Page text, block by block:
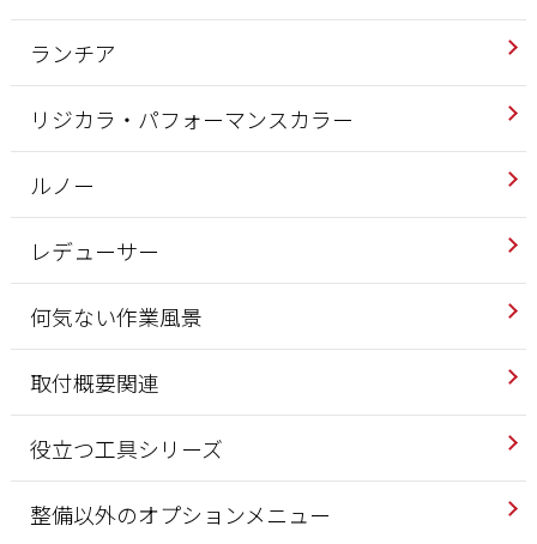
ランチア
リジカラ・パフォーマンスカラー
ルノー
レデューサー
何気ない作業風景
取付概要関連
役立つ工具シリーズ
整備以外のオプションメニュー